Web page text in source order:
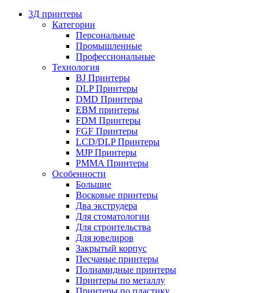
3Д принтеры
Категории
Персональные
Промышленные
Профессиональные
Технология
BJ Принтеры
DLP Принтеры
DMD Принтеры
EBM принтеры
FDM Принтеры
FGF Принтеры
LCD/DLP Принтеры
MJP Принтеры
PMMA Принтеры
Особенности
Большие
Восковые принтеры
Два экструдера
Для стоматологии
Для строительства
Для ювелиров
Закрытый корпус
Песчаные принтеры
Полиамидные принтеры
Принтеры по металлу